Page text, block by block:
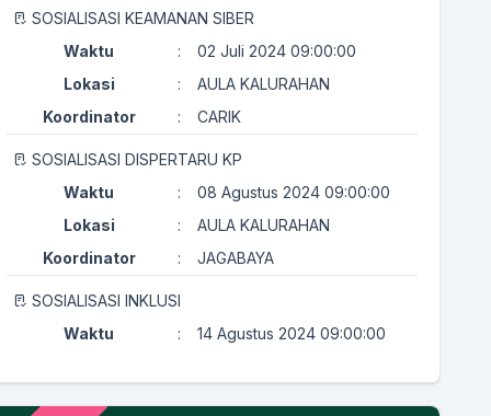
SOSIALISASI KEAMANAN SIBER
Waktu
:
02 Juli 2024 09:00:00
Lokasi
:
AULA KALURAHAN
Koordinator
: CARIK
SOSIALISASI DISPERTARU KP
Waktu
:
08 Agustus 2024 09:00:00
Lokasi
:
AULA KALURAHAN
Koordinator
: JAGABAYA
SOSIALISASI INKLUSI
Waktu
:
14 Agustus 2024 09:00:00